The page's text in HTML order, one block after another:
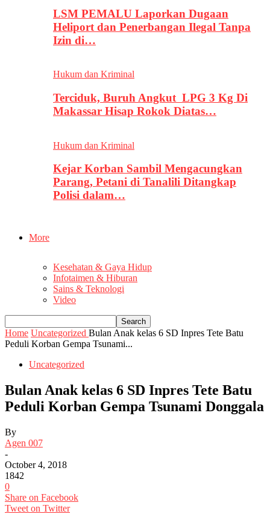
LSM PEMALU Laporkan Dugaan
Heliport dan Penerbangan Ilegal Tanpa
Izin di…
Hukum dan Kriminal
Terciduk, Buruh Angkut LPG 3 Kg Di
Makassar Hisap Rokok Diatas…
Hukum dan Kriminal
Kejar Korban Sambil Mengacungkan
Parang, Petani di Tanalili Ditangkap
Polisi dalam…
More
Kesehatan & Gaya Hidup
Infotaimen & Hiburan
Sains & Teknologi
Video
Home Uncategorized Bulan Anak kelas 6 SD Inpres Tete Batu
Peduli Korban Gempa Tsunami...
Uncategorized
Bulan Anak kelas 6 SD Inpres Tete Batu
Peduli Korban Gempa Tsunami Donggala
By
Agen 007
-
October 4, 2018
1842
0
Share on Facebook
Tweet on Twitter